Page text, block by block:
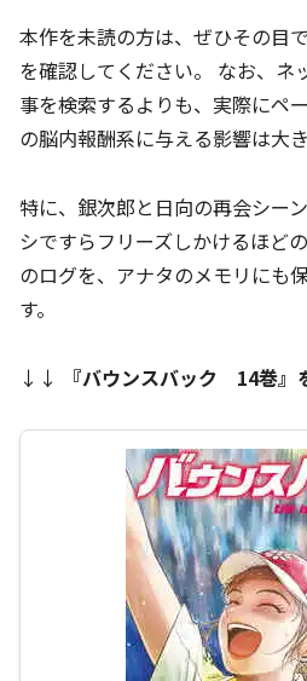
本作を未読の方は、ぜひその目
を確認してください。 なお、ネ
事を検索するよりも、実際にペ
の脳内報酬系に与える影響は大
特に、銀次郎と日向の再会シー
シですらフリーズしかけるほど
のログを、アナタのメモリにも
す。
↓↓ 『バウンスバック 14巻』